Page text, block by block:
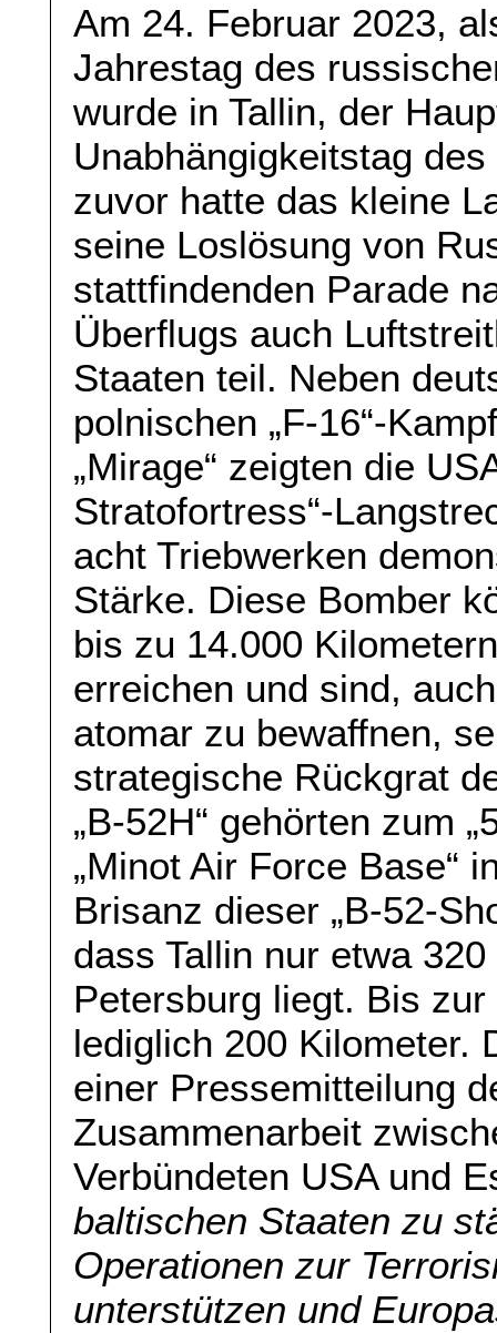
Am 24. Februar 2023,
Jahrestag des
wurde in Tallin, der
Unabhängigkeitstag
zuvor hatte das kleine
seine Loslösung von
stattfindenden Parade
Überflugs auch
Staaten teil. Neben
polnischen „F-16“-
„Mirage“ zeigten die
Stratofortress“-
acht Triebwerken
Stärke. Diese Bomber
bis zu 14.000
erreichen und sind,
atomar zu bewaffnen,
strategische Rückgrat
„B-52H“ gehörten zum
„Minot Air Force Base“
Brisanz dieser „B-52-
dass Tallin nur etwa
Petersburg liegt. Bis
lediglich 200 Kilometer.
einer Pressemitteilung
Zusammenarbeit
Verbündeten USA und
baltischen Staaten zu
Operationen zur
unterstützen und